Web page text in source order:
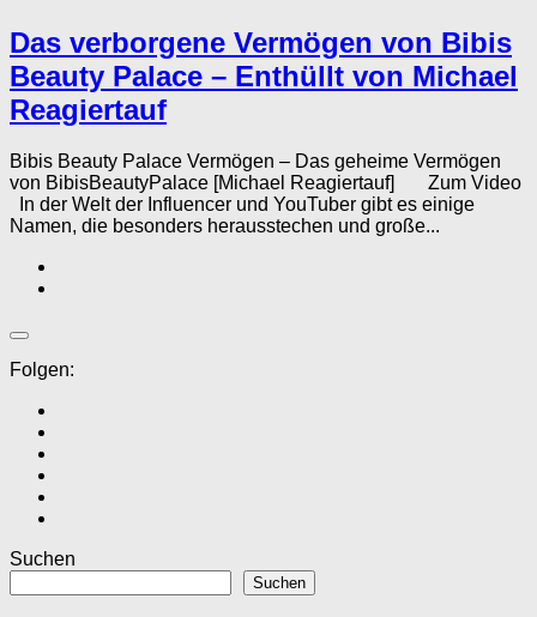
Das verborgene Vermögen von Bibis
Beauty Palace – Enthüllt von Michael
Reagiertauf
Bibis Beauty Palace Vermögen – Das geheime Vermögen
von BibisBeautyPalace [Michael Reagiertauf] Zum Video
In der Welt der Influencer und YouTuber gibt es einige
Namen, die besonders herausstechen und große...
Folgen:
Suchen
Suchen